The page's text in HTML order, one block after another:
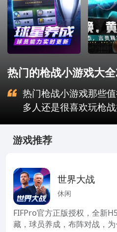
热门的枪战小游戏大
热门枪战小游戏那些
多人还是很喜欢玩枪
游戏推荐
世界大战
休闲
FIFPro官方正版授权，全新
藏，球员养成，布阵对战，